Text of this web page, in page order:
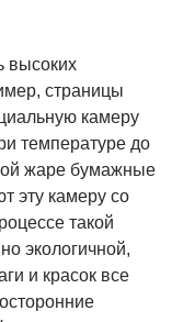
высоких
страницы
камеру
температуре до
жаре бумажные
эту камеру со
такой
экологичной,
и красок все